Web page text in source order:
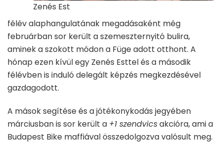
Zenés Est
félév alaphangulatának megadásaként még
februárban sor került a szemeszternyitó bulira,
aminek a szokott módon a Füge adott otthont. A
hónap ezen kívül egy Zenés Esttel és a második
félévben is induló delegált képzés megkezdésével
gazdagodott.
A mások segítése és a jótékonykodás jegyében
márciusban is sor került a +1 szendvicsakcióra, ami a
Budapest Bike maffiával összedolgozva valósult meg.